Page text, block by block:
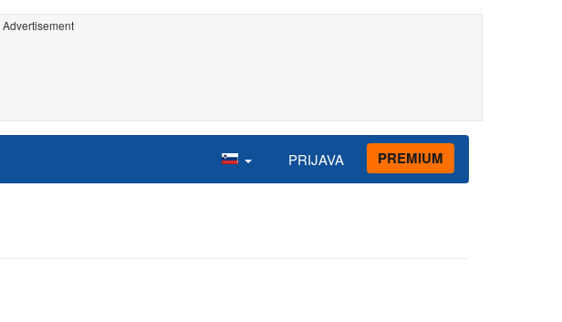
Advertisement
PRIJAVA PREMIUM